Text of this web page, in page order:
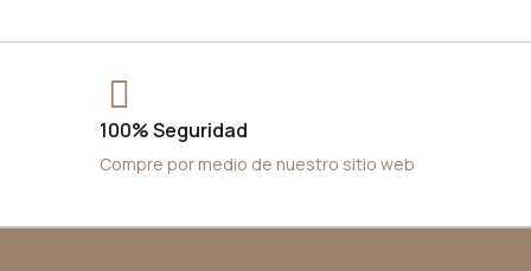
100% Seguridad
Compre por medio de nuestro sitio web